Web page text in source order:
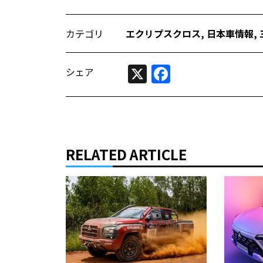
カテゴリ エクリプスクロス, 日本車情報​,
シェア X
RELATED ARTICLE